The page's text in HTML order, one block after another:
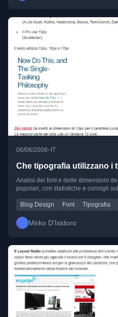
06/08/2008• IT
Che tipografia utilizzano i
Analisi dei font e delle dimensioni
popolari, con statistiche e consigli
Blog Design Font Tipografia
Mirko D’Isidoro